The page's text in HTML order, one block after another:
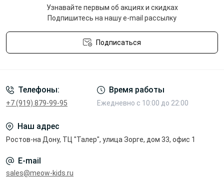
Узнавайте первым об акциях и скидках
Подпишитесь на нашу e-mail рассылку
Подписаться
Телефоны:
+7 (919) 879-99-95
Время работы
Ежедневно с 10:00 до 22:00
Наш адрес
Ростов-на Дону, ТЦ "Талер", улица Зорге, дом 33, офис 1
E-mail
sales@meow-kids.ru